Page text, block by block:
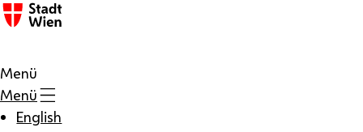
Zum Inhalt
Menü
Menü
English